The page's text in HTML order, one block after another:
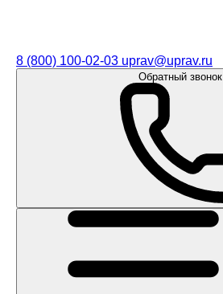
8 (800) 100-02-03 uprav@uprav.ru
Обратный звонок